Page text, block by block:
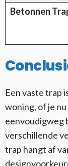
Betonnen
Een vaste trap
woning, of je
eenvoudigweg
verschillende
trap hangt af